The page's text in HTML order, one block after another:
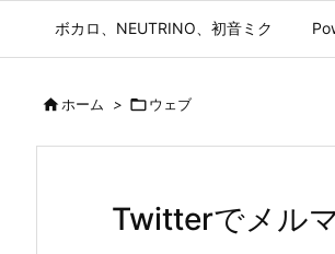
ボカロ、NEUTRINO、初音ミク
ホーム > ウェブ
Twitterでメル